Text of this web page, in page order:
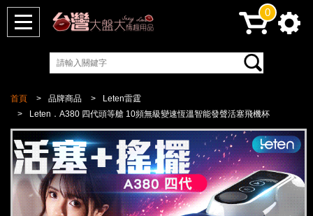
首頁 品牌商品
Leten雷霆
Leten．A380 四代頭等艙 10頻無級變速恆溫智能發聲活塞飛機杯
0